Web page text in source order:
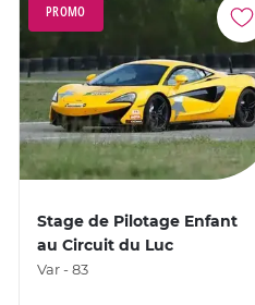
PROMO
Stage de Pilotage Enfant
au Circuit du Luc
Var - 83